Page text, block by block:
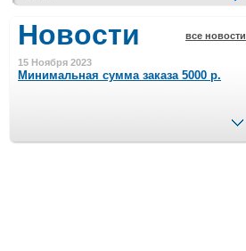
Новости все новости
15 Ноября 2023
Минимальная сумма заказа 5000 р.
Шляпные коробочки производим